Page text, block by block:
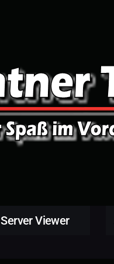
Server Viewer